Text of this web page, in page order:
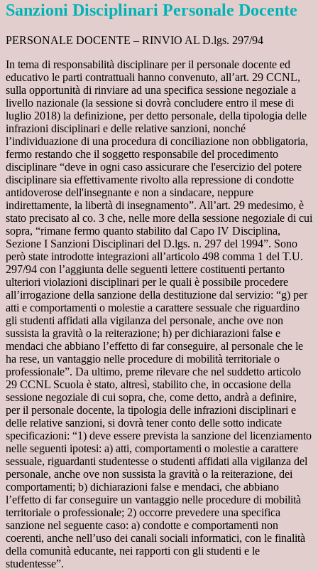
Sanzioni Disciplinari Personale Docente
PERSONALE DOCENTE – RINVIO AL D.lgs. 297/94
In tema di responsabilità disciplinare per il personale docente ed
educativo le parti contrattuali hanno convenuto, all’art. 29 CCNL,
sulla opportunità di rinviare ad una specifica sessione negoziale a
livello nazionale (la sessione si dovrà concludere entro il mese di
luglio 2018) la definizione, per detto personale, della tipologia delle
infrazioni disciplinari e delle relative sanzioni, nonché
l’individuazione di una procedura di conciliazione non obbligatoria,
fermo restando che il soggetto responsabile del procedimento
disciplinare “deve in ogni caso assicurare che l'esercizio del potere
disciplinare sia effettivamente rivolto alla repressione di condotte
antidoverose dell'insegnante e non a sindacare, neppure
indirettamente, la libertà di insegnamento”. All’art. 29 medesimo, è
stato precisato al co. 3 che, nelle more della sessione negoziale di cui
sopra, “rimane fermo quanto stabilito dal Capo IV Disciplina,
Sezione I Sanzioni Disciplinari del D.lgs. n. 297 del 1994”. Sono
però state introdotte integrazioni all’articolo 498 comma 1 del T.U.
297/94 con l’aggiunta delle seguenti lettere costituenti pertanto
ulteriori violazioni disciplinari per le quali è possibile procedere
all’irrogazione della sanzione della destituzione dal servizio: “g) per
atti e comportamenti o molestie a carattere sessuale che riguardino
gli studenti affidati alla vigilanza del personale, anche ove non
sussista la gravità o la reiterazione; h) per dichiarazioni false e
mendaci che abbiano l’effetto di far conseguire, al personale che le
ha rese, un vantaggio nelle procedure di mobilità territoriale o
professionale”. Da ultimo, preme rilevare che nel suddetto articolo
29 CCNL Scuola è stato, altresì, stabilito che, in occasione della
sessione negoziale di cui sopra, che, come detto, andrà a definire,
per il personale docente, la tipologia delle infrazioni disciplinari e
delle relative sanzioni, si dovrà tener conto delle sotto indicate
specificazioni: “1) deve essere prevista la sanzione del licenziamento
nelle seguenti ipotesi: a) atti, comportamenti o molestie a carattere
sessuale, riguardanti studentesse o studenti affidati alla vigilanza del
personale, anche ove non sussista la gravità o la reiterazione, dei
comportamenti; b) dichiarazioni false e mendaci, che abbiano
l’effetto di far conseguire un vantaggio nelle procedure di mobilità
territoriale o professionale; 2) occorre prevedere una specifica
sanzione nel seguente caso: a) condotte e comportamenti non
coerenti, anche nell’uso dei canali sociali informatici, con le finalità
della comunità educante, nei rapporti con gli studenti e le
studentesse”.